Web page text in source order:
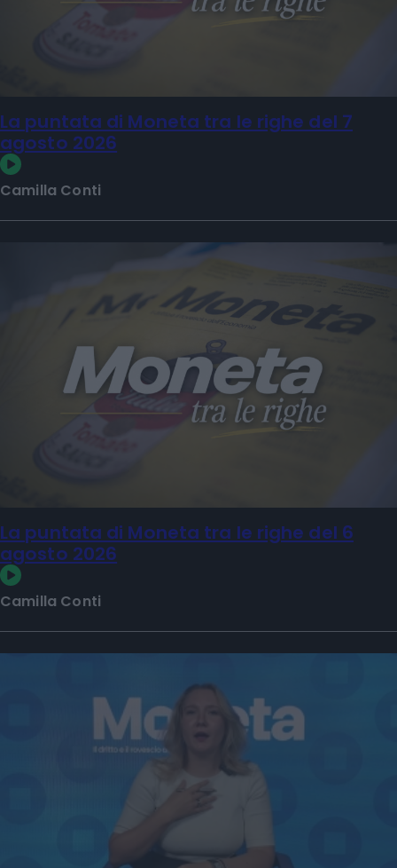
La puntata di Moneta tra le righe del 7
agosto 2026
Camilla Conti
La puntata di Moneta tra le righe del 6
agosto 2026
Camilla Conti